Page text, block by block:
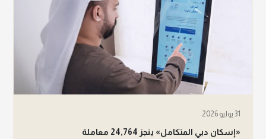
31 يوليو 2026
«إسكان دبي المتكامل» ينجز 24,764 معاملة